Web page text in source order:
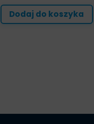
Dodaj do koszyka